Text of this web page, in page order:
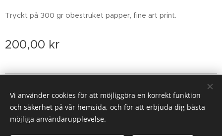
Tryckt på 300 gr obestruket papper, fine art print.
200,00 kr
Cookies
Vi använder cookies för att möjliggöra en korrekt funktion
och säkerhet på vår hemsida, och för att erbjuda dig bästa
möjliga användarupplevelse.